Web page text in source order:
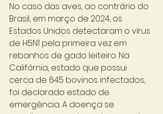
No caso das aves, ao contrário do
Brasil, em março de 2024, os
Estados Unidos detectaram o vírus
de H5N1 pela primeira vez em
rebanhos de gado leiteiro. Na
Califórnia, estado que possui
cerca de 645 bovinos infectados,
foi declarado estado de
emergência. A doença se